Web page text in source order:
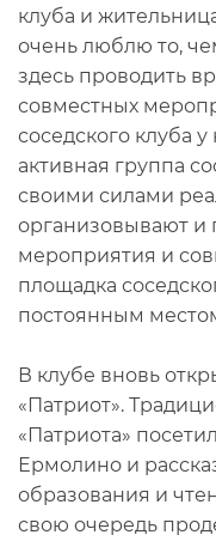
клуба и
очень люблю то,
здесь проводить
совместных
соседского клуба
активная группа
своими силами
организовывают и
мероприятия и
площадка
постоянным
В клубе вновь
«Патриот».
«Патриота»
Ермолино и
образования и
свою очередь